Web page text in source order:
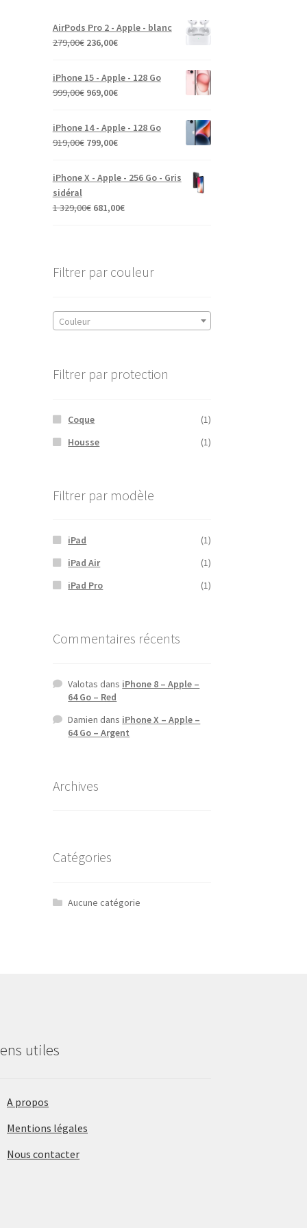
AirPods Pro 2 - Apple - blanc
279,00€ 236,00€
iPhone 15 - Apple - 128 Go
999,00€ 969,00€
iPhone 14 - Apple - 128 Go
919,00€ 799,00€
iPhone X - Apple - 256 Go - Gris
sidéral
1 329,00€ 681,00€
Filtrer par couleur
Couleur
Filtrer par protection
Coque
(1)
Housse
(1)
Filtrer par modèle
iPad
(1)
iPad Air
(1)
iPad Pro
(1)
Commentaires récents
Valotas dans iPhone 8 – Apple –
64 Go – Red
Damien dans iPhone X – Apple –
64 Go – Argent
Archives
Catégories
Aucune catégorie
utiles
A propos
Mentions légales
Nous contacter